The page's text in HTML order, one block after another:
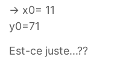
→ x0= 11
y0=71
Est-ce juste...??